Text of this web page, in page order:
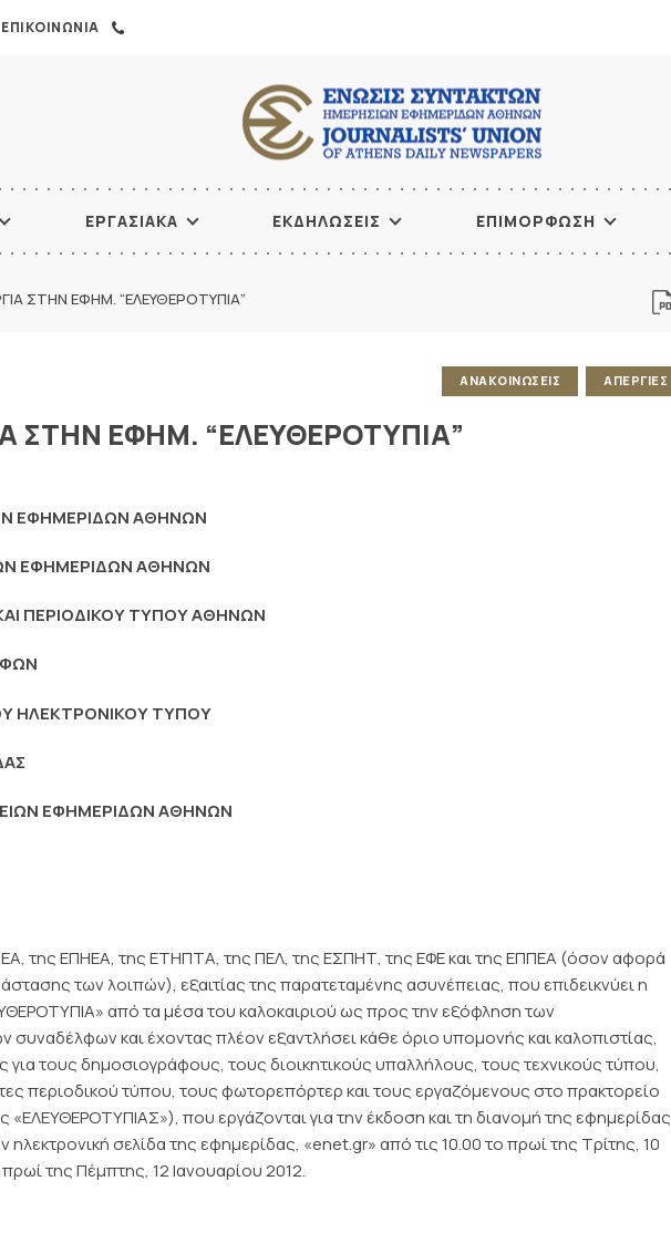
ΕΠΙΚΟΙΝΩΝΙΑ
ΕΡΓΑΣΙΑΚΑ ΕΚΔΗΛΩΣΕΙΣ ΕΠΙΜΟΡΦΩΣΗ
ΣΤΗΝ ΕΦΗΜ. “ΕΛΕΥΘΕΡΟΤΥΠΙΑ”
ΑΝΑΚΟΙΝΩΣΕΙΣ ΑΠΕΡΓΙΕΣ
ΣΤΗΝ ΕΦΗΜ. “ΕΛΕΥΘΕΡΟΤΥΠΙΑ”
ΕΦΗΜΕΡΙΔΩΝ ΑΘΗΝΩΝ
ΕΦΗΜΕΡΙΔΩΝ ΑΘΗΝΩΝ
ΠΕΡΙΟΔΙΚΟΥ ΤΥΠΟΥ ΑΘΗΝΩΝ
ΗΛΕΚΤΡΟΝΙΚΟΥ ΤΥΠΟΥ
ΕΦΗΜΕΡΙΔΩΝ ΑΘΗΝΩΝ
της ΕΠΗΕΑ, της ΕΤΗΠΤΑ, της ΠΕΛ, της ΕΣΠΗΤ, της ΕΦΕ και της ΕΠΠΕΑ (όσον αφορά
των λοιπών), εξαιτίας της παρατεταμένης ασυνέπειας, που επιδεικνύει η
από τα μέσα του καλοκαιριού ως προς την εξόφληση των
και έχοντας πλέον εξαντλήσει κάθε όριο υπομονής και καλοπιστίας,
τους δημοσιογράφους, τους διοικητικούς υπαλλήλους, τους τεχνικούς τύπου,
περιοδικού τύπου, τους φωτορεπόρτερ και τους εργαζόμενους στο πρακτορείο
«ΕΛΕΥΘΕΡΟΤΥΠΙΑΣ»), που εργάζονται για την έκδοση και τη διανομή της εφημερίδας
σελίδα της εφημερίδας, «enet.gr» από τις 10.00 το πρωί της Τρίτης, 10
της Πέμπτης, 12 Ιανουαρίου 2012.